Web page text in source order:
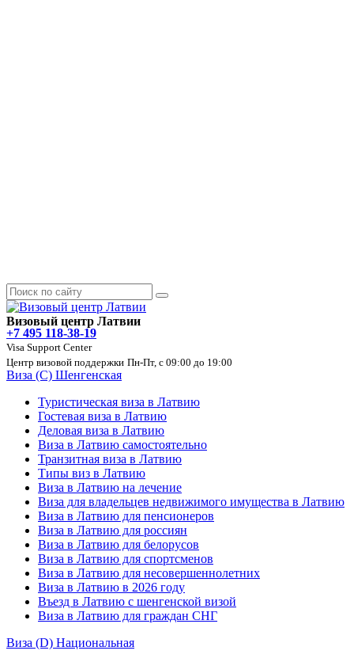
Визовый центр Латвии
+7 495 118-38-19
Visa Support Center
Центр визовой поддержки Пн-Пт, с 09:00 до 19:00
Виза (C) Шенгенская
Туристическая виза в Латвию
Гостевая виза в Латвию
Деловая виза в Латвию
Виза в Латвию самостоятельно
Транзитная виза в Латвию
Типы виз в Латвию
Виза в Латвию на лечение
Виза для владельцев недвижимого имущества в Латвию
Виза в Латвию для пенсионеров
Виза в Латвию для россиян
Виза в Латвию для белорусов
Виза в Латвию для спортсменов
Виза в Латвию для несовершеннолетних
Виза в Латвию в 2026 году
Въезд в Латвию с шенгенской визой
Виза в Латвию для граждан СНГ
Виза (D) Национальная